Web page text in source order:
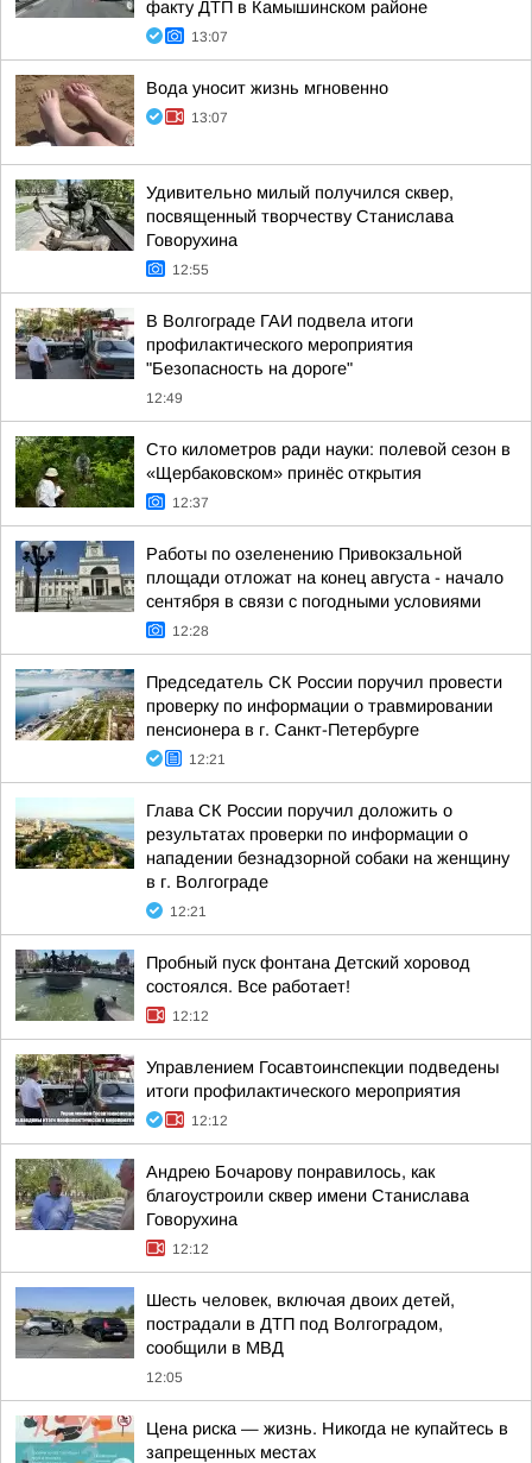
факту ДТП в Камышинском районе
13:07
Вода уносит жизнь мгновенно
13:07
Удивительно милый получился сквер,
посвященный творчеству Станислава
Говорухина
12:55
В Волгограде ГАИ подвела итоги
профилактического мероприятия
"Безопасность на дороге"
12:49
Сто километров ради науки: полевой сезон в
«Щербаковском» принёс открытия
12:37
Работы по озеленению Привокзальной
площади отложат на конец августа - начало
сентября в связи с погодными условиями
12:28
Председатель СК России поручил провести
проверку по информации о травмировании
пенсионера в г. Санкт-Петербурге
12:21
Глава СК России поручил доложить о
результатах проверки по информации о
нападении безнадзорной собаки на женщину
в г. Волгограде
12:21
Пробный пуск фонтана Детский хоровод
состоялся. Все работает!
12:12
Управлением Госавтоинспекции подведены
итоги профилактического мероприятия
12:12
Андрею Бочарову понравилось, как
благоустроили сквер имени Станислава
Говорухина
12:12
Шесть человек, включая двоих детей,
пострадали в ДТП под Волгоградом,
сообщили в МВД
12:05
Цена риска — жизнь. Никогда не купайтесь в
запрещенных местах